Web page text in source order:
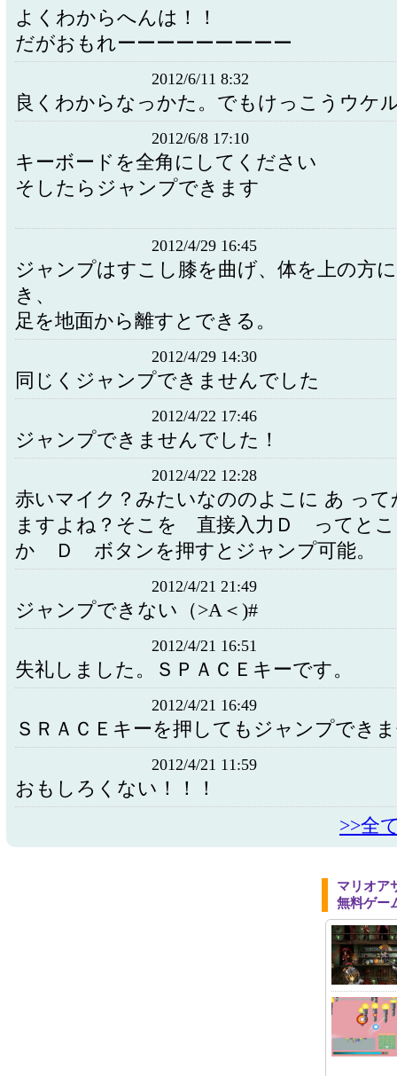
よくわからへんは！！
だがおもれーーーーーーーーー
2012/6/11 8:32
良くわからなっかた。でもけっこうウケ
2012/6/8 17:10
キーボードを全角にして
そしたらジャンプできます
2012/4/29 16:45
ジャンプはすこし膝を曲げ、体を上の方
き、
足を地面から離すとできる。
2012/4/29 14:30
同じくジャンプできませんでした
2012/4/22 17:46
ジャンプできませんでした！
2012/4/22 12:28
赤いマイク？みたいなののよこに あ っ
ますよね？そこを 直接入力Ｄ ってと
か Ｄ ボタンを押すとジャンプ可能。
2012/4/21 21:49
ジャンプできない（>A＜)#
2012/4/21 16:51
失礼しました。ＳＰＡＣＥキーです。
2012/4/21 16:49
ＳＲＡＣＥキーを押してもジャンプでき
2012/4/21 11:59
おもしろくない！！！
>>全
マリオア
無料ゲー